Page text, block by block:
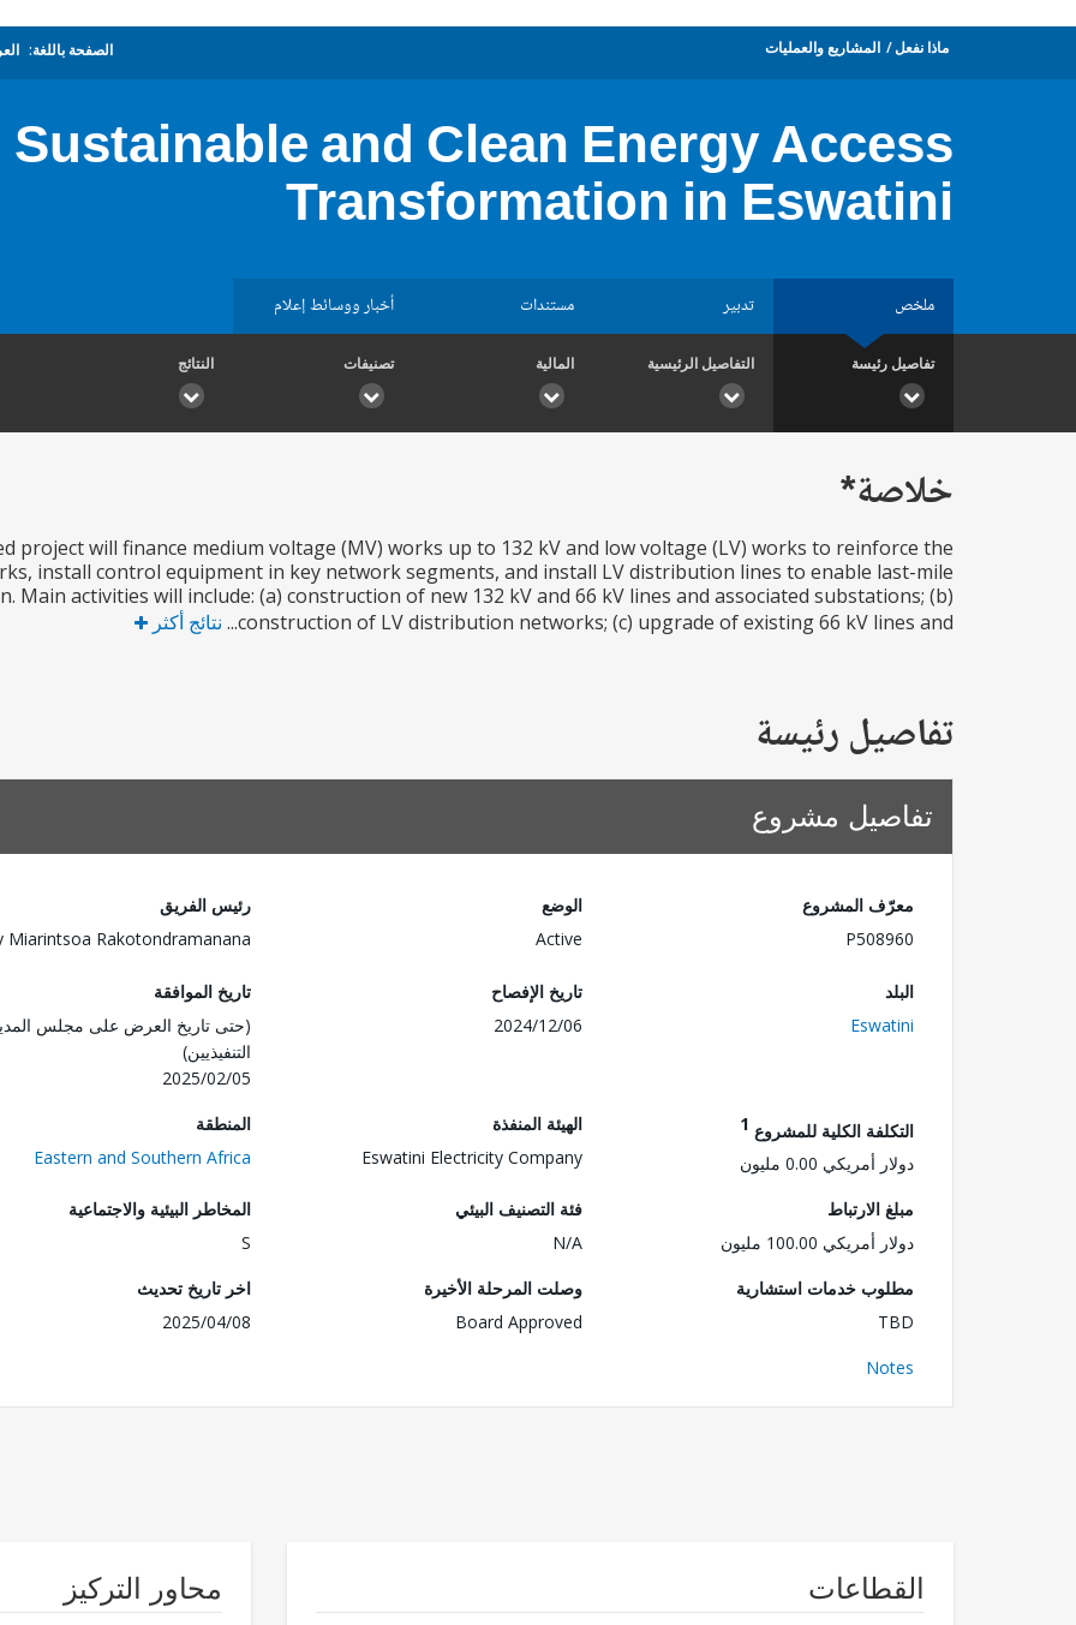
ماذا نفعل المشاريع والعمليات الصفحة باللغة:
and Clean Energy Access
Transformation in Eswatini
ملخص تدبير مستندات أخبار ووسائط إعلام
تفاصيل رئيسة التفاصيل الرئيسية المالية تصنيفات النتائج
خلاصة*
project will finance medium voltage (MV) works up to 132 kV and low voltage (LV) works to reinforce the
install control equipment in key network segments, and install LV distribution lines to enable last-mile
Main activities will include: (a) construction of new 132 kV and 66 kV lines and associated substations; (b)
construction of LV distribution networks; (c) upgrade of existing 66 kV lines and...
نتائج أكثر
تفاصيل رئيسة
تفاصيل مشروع
معرّف المشروع
P508960
الوضع
Active
رئيس الفريق
Miarintsoa Rakotondramanana
البلد
Eswatini
تاريخ الإفصاح
2024/12/06
تاريخ الموافقة
(حتى تاريخ العرض على مجلس
التنفيذيين)
2025/02/05
التكلفة الكلية للمشروع 1
دولار أمريكي 0.00 مليون
الهيئة المنفذة
Eswatini Electricity Company
المنطقة
Eastern and Southern Africa
مبلغ الارتباط
دولار أمريكي 100.00 مليون
فئة التصنيف البيئي
N/A
المخاطر البيئية والاجتماعية
S
مطلوب خدمات استشارية
TBD
وصلت المرحلة الأخيرة
Board Approved
اخر تاريخ تحديث
2025/04/08
Notes
القطاعات محاور التركيز